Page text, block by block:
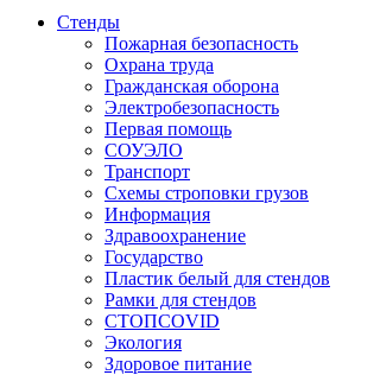
Стенды
Пожарная безопасность
Охрана труда
Гражданская оборона
Электробезопасность
Первая помощь
СОУЭЛО
Транспорт
Схемы строповки грузов
Информация
Здравоохранение
Государство
Пластик белый для стендов
Рамки для стендов
СТОПCOVID
Экология
Здоровое питание